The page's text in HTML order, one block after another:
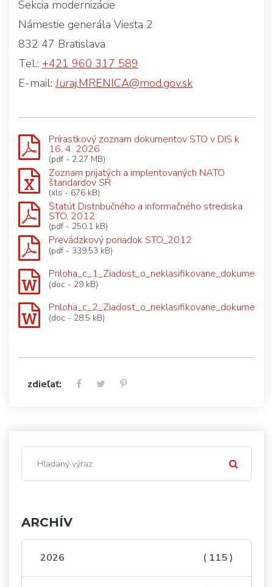
Sekcia modernizácie
Námestie generála Viesta 2
832 47 Bratislava
Tel.: +421 960 317 589
E-mail: Juraj.MRENICA@mod.gov.sk
Prírastkový zoznam dokumentov STO v DIS k
16. 4. 2026
(pdf - 2.27 MB)
Zoznam prijatých a implentovaných NATO
štandardov SR
(xls - 676 kB)
Štatút Distribučného a informačného strediska
STO, 2012
(pdf - 250.1 kB)
Prevádzkový poriadok STO_2012
(pdf - 339.53 kB)
(doc - 29 kB)
(doc - 28.5 kB)
zdieľať:
ARCHÍV
2026 ( 115 )